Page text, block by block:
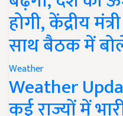
होगी, केंद्रीय
साथ बैठक में
Weather
Weather